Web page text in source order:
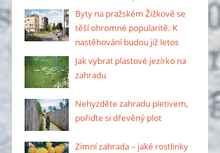
Byty na pražském Žižkově se
těší ohromné popularitě. K
nastěhování budou již letos
Jak vybrat plastové jezírko na
zahradu
Nehyzděte zahradu pletivem,
pořiďte si dřevěný plot
Zimní zahrada – jaké rostlinky